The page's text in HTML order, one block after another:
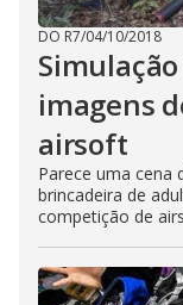
DO R7/04/10/2018
imagens
airsoft
Parece uma cena
brincadeira de
competição de